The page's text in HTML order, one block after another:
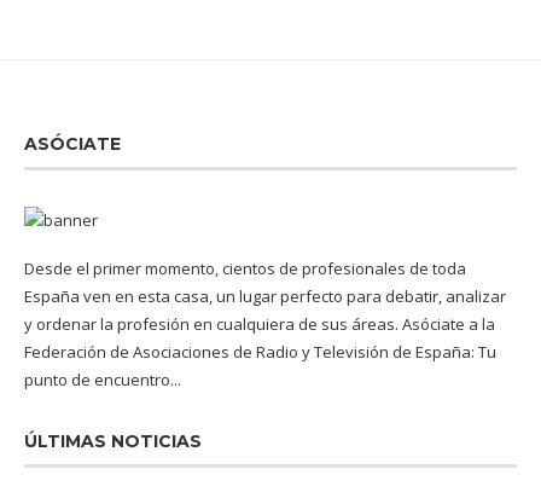
ASÓCIATE
Desde el primer momento, cientos de profesionales de toda
España ven en esta casa, un lugar perfecto para debatir, analizar
y ordenar la profesión en cualquiera de sus áreas. Asóciate a la
Federación de Asociaciones de Radio y Televisión de España: Tu
punto de encuentro...
ÚLTIMAS NOTICIAS